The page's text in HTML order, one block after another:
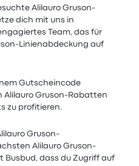
Alilauro Gruson-
dich mit uns in
Team, das für
Linienabdeckung auf
Gutscheincode
Alilauro Gruson-Rabatten
zu profitieren.
Gruson-
Alilauro Gruson-
dass du Zugriff auf